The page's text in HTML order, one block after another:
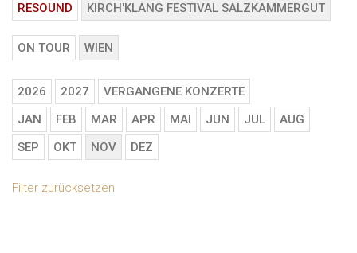
RESOUND
KIRCH'KLANG FESTIVAL SALZKAMMERGUT
ON TOUR WIEN
2026 2027
VERGANGENE KONZERTE
JAN
FEB MAR APR MAI JUN JUL
AUG
SEP
OKT NOV DEZ
Filter zurücksetzen